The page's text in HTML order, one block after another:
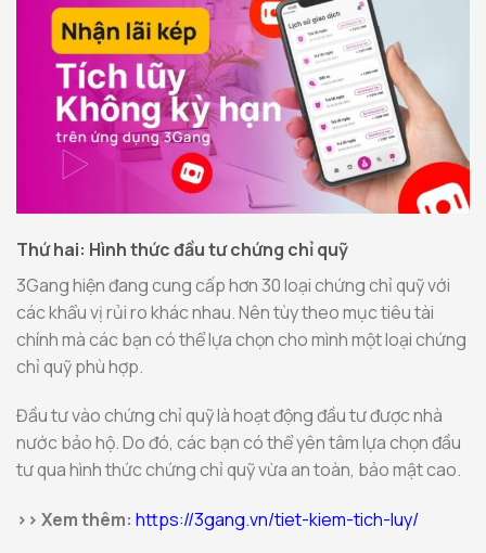
Thứ hai: Hình thức đầu tư chứng chỉ quỹ
3Gang hiện đang cung cấp hơn 30 loại chứng chỉ quỹ với
các khẩu vị rủi ro khác nhau. Nên tùy theo mục tiêu tài
chính mà các bạn có thể lựa chọn cho mình một loại chứng
chỉ quỹ phù hợp.
Đầu tư vào chứng chỉ quỹ là hoạt động đầu tư được nhà
nước bảo hộ. Do đó, các bạn có thể yên tâm lựa chọn đầu
tư qua hình thức chứng chỉ quỹ vừa an toàn, bảo mật cao.
>> Xem thêm: https://3gang.vn/tiet-kiem-tich-luy/